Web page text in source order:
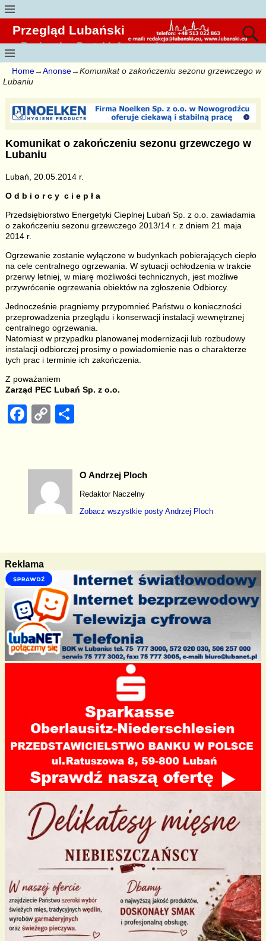
Przegląd Lubański
Regionalny Portal Informacyjny
Home→Anonse→Komunikat o zakończeniu sezonu grzewczego w
Lubaniu
Komunikat o zakończeniu sezonu grzewczego w
Lubaniu
Lubań, 20.05.2014 r.
O d b i o r c y c i e p ł a
Przedsiębiorstwo Energetyki Cieplnej Lubań Sp. z o.o. zawiadamia
o zakończeniu sezonu grzewczego 2013/14 r. z dniem 21 maja
2014 r.
Ogrzewanie zostanie wyłączone w budynkach pobierających ciepło
na cele centralnego ogrzewania. W sytuacji ochłodzenia w trakcie
przerwy letniej, w miarę możliwości technicznych, jest możliwe
przywrócenie ogrzewania obiektów na zgłoszenie Odbiorcy.
Jednocześnie pragniemy przypomnieć Państwu o konieczności
przeprowadzenia przeglądu i konserwacji instalacji wewnętrznej
centralnego ogrzewania.
Natomiast w przypadku planowanej modernizacji lub rozbudowy
instalacji odbiorczej prosimy o powiadomienie nas o charakterze
tych prac i terminie ich zakończenia.
Z poważaniem
Zarząd PEC Lubań Sp. z o.o.
F
e
o
C
y
Li
n
e
O Andrzej Ploch
Redaktor Naczelny
Zobacz wszystkie postyAndrzej Ploch
Reklama